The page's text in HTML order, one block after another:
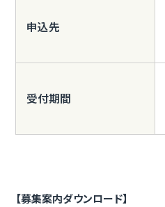
申込先
受付期間
【募集案内ダウンロード】